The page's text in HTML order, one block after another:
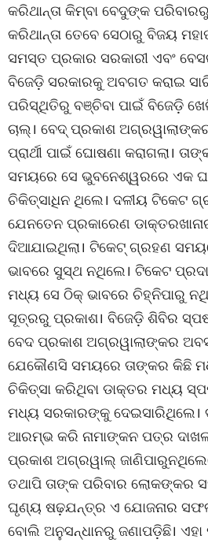
କରିଥାନ୍ତା କିମ୍ବା ବେଦୁଙ୍କ ପରିବାରରୁ
କରିଥାନ୍ତା ତେବେ ସେଠାରୁ ବିଜୟ
ସମସ୍ତ ପ୍ରକାର ସରକାରୀ ଏବଂ
ବିଜେଡ଼ି ସରକାରକୁ ଅବଗତ କରାଇ
ପରିସ୍ଥିତିରୁ ବଞ୍ଚିବା ପାଇଁ ବିଜେଡ଼ି
ଚାଲ୍। ବେଦ୍ ପ୍ରକାଶ
ପ୍ରାର୍ଥୀ ପାଇଁ ଘୋଷଣା କରାଗଲା।
ସମୟରେ ସେ ଭୁବନେଶ୍ୱରରେ ଏକ
ଚିକିତ୍ସାଧିନ ଥିଲେ। ଦଳୀୟ ଟିକେଟ
ଯେନତେନ ପ୍ରକାରେଣ
ଦିଆଯାଇଥିଲା। ଟିକେଟ୍ ଗ୍ରହଣ
ଭାବରେ ସୁସ୍ଥ ନଥିଲେ। ଟିକେଟ
ମଧ୍ୟ ସେ ଠିକ୍ ଭାବରେ ଚିହ୍ନିପାରୁ
ସୂତ୍ରରୁ ପ୍ରକାଶ। ବିଜେଡ଼ି ଶିବିର
ବେଦ ପ୍ରକାଶ ଅଗ୍ରୱାଲାଙ୍କର
ଯେକୌଣସି ସମୟରେ ତାଙ୍କର କିଛି
ଚିକିତ୍ସା କରିଥିବା ଡାକ୍ତର ମଧ୍ୟ
ମଧ୍ୟ ସରକାରଙ୍କୁ ଦେଇସାରିଥିଲେ।
ଆରମ୍ଭ କରି ନାମାଙ୍କନ ପତ୍ର
ପ୍ରକାଶ ଅଗ୍ରୱାଲ୍
ତଥାପି ତାଙ୍କ ପରିବାର ଲୋକଙ୍କର
ଘୃଣ୍ୟ ଷଢ଼ଯନ୍ତ୍ର ଏ ଯୋଜନାର
ବୋଲି ଅନୁସନ୍ଧାନରୁ ଜଣାପଡ଼ିଛି। ଏହା